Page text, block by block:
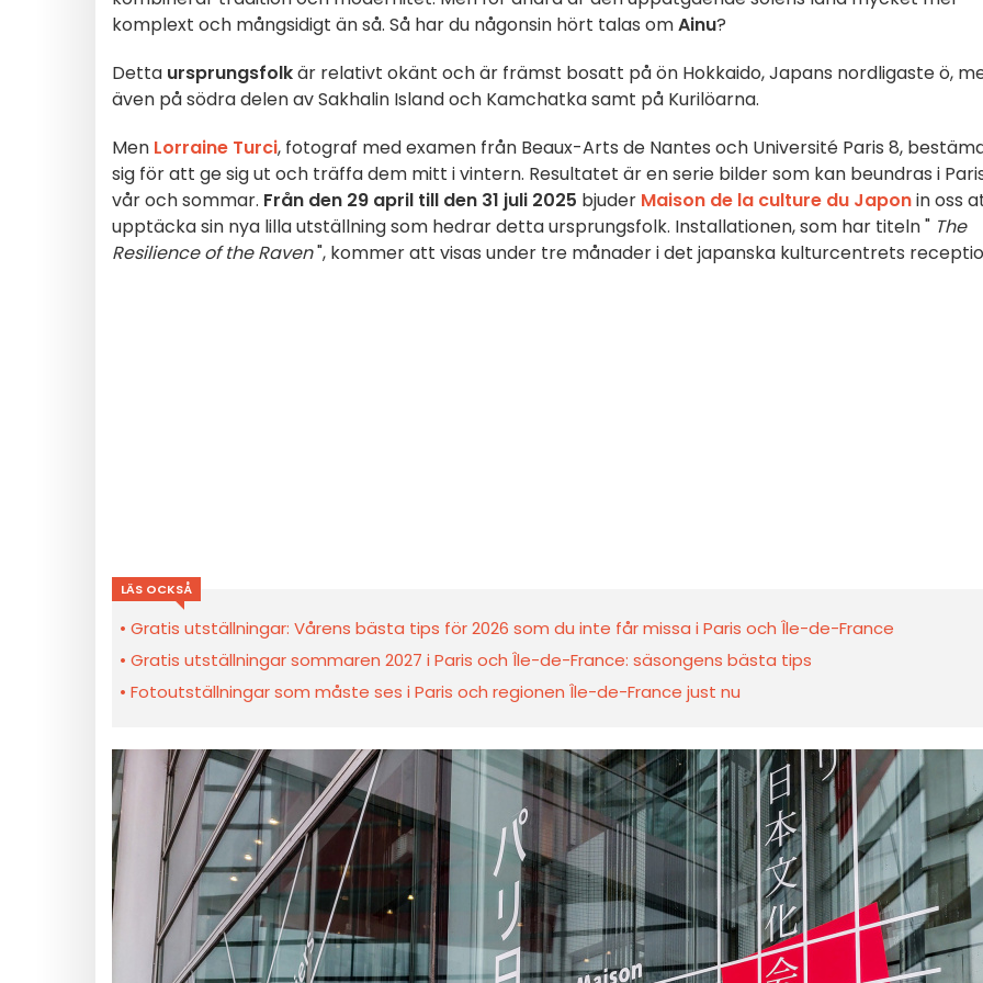
komplext och mångsidigt än så. Så har du någonsin hört talas omAinu?
Detta ursprungsfolkär relativt okänt och är främst bosatt på ön Hokkaido, Japans nordligaste ö,
även på södra delen av Sakhalin Island och Kamchatka samt på Kurilöarna.
Men Lorraine Turci, fotograf med examen från Beaux-Arts de Nantes och Université Paris 8,
sig för att ge sig ut och träffa dem mitt i vintern. Resultatet är en serie bilder som kan beundras i
vår och sommar. Från den 29 april till den 31 juli 2025 bjuder Maison de la culture du Japonin oss
upptäcka sin nya lilla utställning som hedrar detta ursprungsfolk. Installationen, som har titeln " The
Resilience of the Raven", kommer att visas under tre månader i det japanska kulturcentrets
LÄS OCKSÅ
Gratis utställningar: Vårens bästa tips för 2026 som du inte får missa i Paris och Île-de-France
Gratis utställningar sommaren 2027 i Paris och Île-de-France: säsongens bästa tips
Fotoutställningar som måste ses i Paris och regionen Île-de-France just nu